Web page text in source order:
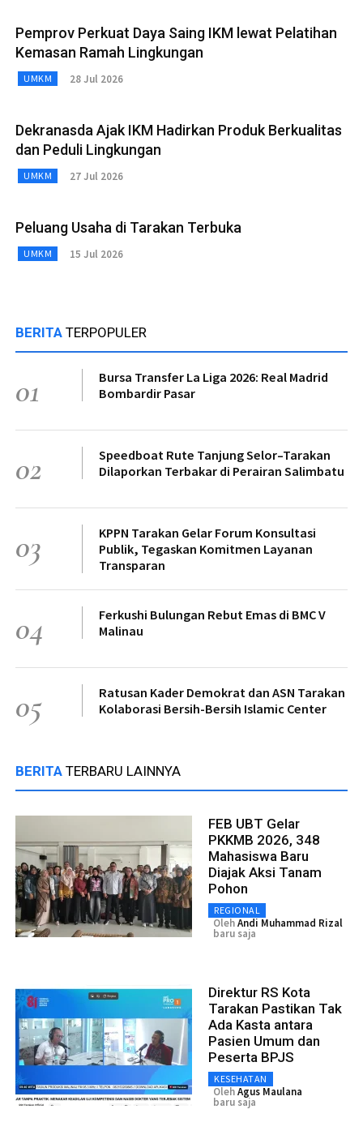
Pemprov Perkuat Daya Saing IKM lewat Pelatihan
Kemasan Ramah Lingkungan
UMKM 28 Jul 2026
Dekranasda Ajak IKM Hadirkan Produk Berkualitas
dan Peduli Lingkungan
UMKM 27 Jul 2026
Peluang Usaha di Tarakan Terbuka
UMKM 15 Jul 2026
BERITA TERPOPULER
01
Bursa Transfer La Liga 2026: Real Madrid
Bombardir Pasar
02
Speedboat Rute Tanjung Selor–Tarakan
Dilaporkan Terbakar di Perairan Salimbatu
03
KPPN Tarakan Gelar Forum Konsultasi
Publik, Tegaskan Komitmen Layanan
Transparan
04
Ferkushi Bulungan Rebut Emas di BMC V
Malinau
05
Ratusan Kader Demokrat dan ASN Tarakan
Kolaborasi Bersih-Bersih Islamic Center
BERITA TERBARU LAINNYA
FEB UBT Gelar
PKKMB 2026, 348
Mahasiswa Baru
Diajak Aksi Tanam
Pohon
REGIONAL
OlehAndi Muhammad Rizal
baru saja
Direktur RS Kota
Tarakan Pastikan Tak
Ada Kasta antara
Pasien Umum dan
Peserta BPJS
KESEHATAN
OlehAgus Maulana
baru saja